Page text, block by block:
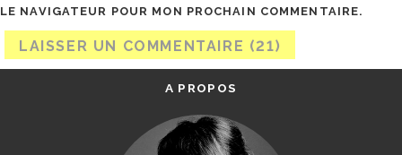
LE NAVIGATEUR POUR MON PROCHAIN COMMENTAIRE.
A PROPOS